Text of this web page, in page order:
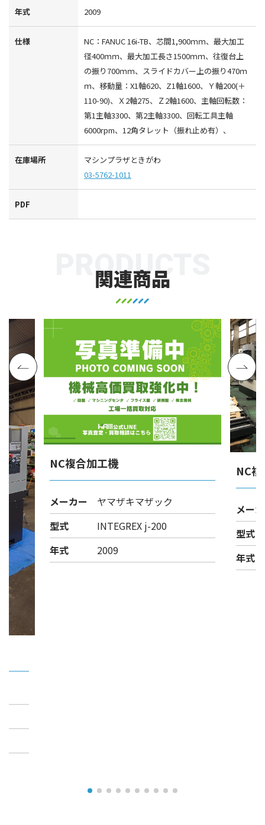
年式 2009
仕様
NC：FANUC 16i-TB、芯間1,900ｍｍ、最大加工
径400ｍｍ、最大加工長さ1500ｍｍ、往復台上
の振り700ｍｍ、スライドカバー上の振り470ｍ
ｍ、移動量：X1軸620、Z1軸1600、Ｙ軸200(＋
110-90)、Ｘ2軸275、Ｚ2軸1600、主軸回転数：
第1主軸3300、第2主軸3300、回転工具主軸
6000rpm、12角タレット（振れ止め有）、
在庫場所
マシンプラザときがわ
03-5762-1011
PDF
関連商品
PRODUCTS
NC複合加工機
メーカー
ヤマザキマザック
型式
INTEGREX j-200
年式
2009
NC
メー
型式
年式